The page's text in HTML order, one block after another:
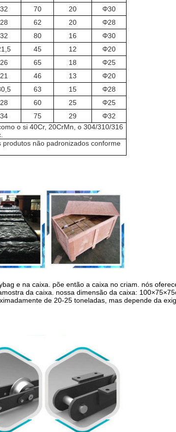
32 70 20
Φ30
28 62 20
Φ28
32 80 16
Φ30
45 12
Φ20
26 65 18
Φ25
21 46 13
Φ20
63 15
Φ28
28 60 25
Φ25
34 75 29
Φ32
o si 40Cr, 20CrMn, o 304/310/316
não padronizados conforme
e na caixa. põe então a caixa no criam. nós
da caixa. nossa dimensão da caixa:
de 20-25 toneladas, mas depende da